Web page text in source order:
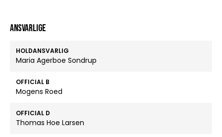
ANSVARLIGE
HOLDANSVARLIG
Maria Agerboe Sondrup
OFFICIAL B
Mogens Roed
OFFICIAL D
Thomas Hoe Larsen